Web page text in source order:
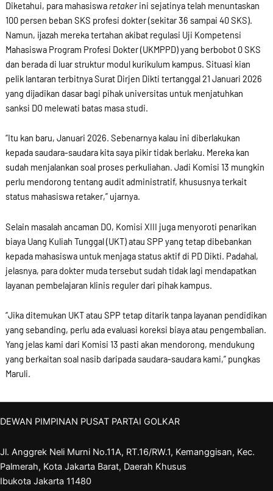
Diketahui, para mahasiswa retakerini sejatinya telah menuntaskan
100 persen beban SKS profesi dokter (sekitar 36 sampai 40 SKS).
Namun, ijazah mereka tertahan akibat regulasi Uji Kompetensi
Mahasiswa Program Profesi Dokter (UKMPPD) yang berbobot 0 SKS
dan berada di luar struktur modul kurikulum kampus. Situasi kian
pelik lantaran terbitnya Surat Dirjen Dikti tertanggal 21 Januari 2026
yang dijadikan dasar bagi pihak universitas untuk menjatuhkan
sanksi DO melewati batas masa studi.
“Itu kan baru, Januari 2026. Sebenarnya kalau ini diberlakukan
kepada saudara-saudara kita saya pikir tidak berlaku. Mereka kan
sudah menjalankan soal proses perkuliahan. Jadi Komisi 13 mungkin
perlu mendorong tentang audit administratif, khususnya terkait
status mahasiswa retaker,” ujarnya.
Selain masalah ancaman DO, Komisi XIII juga menyoroti penarikan
biaya Uang Kuliah Tunggal (UKT) atau SPP yang tetap dibebankan
kepada mahasiswa untuk menjaga status aktif di PD Dikti. Padahal,
jelasnya, para dokter muda tersebut sudah tidak lagi mendapatkan
layanan pembelajaran klinis reguler dari pihak kampus.
“Jika ditemukan UKT atau SPP tetap ditarik tanpa layanan pendidikan
yang sebanding, perlu ada evaluasi koreksi biaya atau pengembalian.
Yang jelas kami dari Komisi 13 pasti akan mendorong, mendukung
yang berkaitan soal nasib daripada saudara-saudara kami,” pungkas
Maruli.
DEWAN PIMPINAN PUSAT PARTAI GOLKAR
Jl. Anggrek Neli Murni No.11A, RT.16/RW.1, Kemanggisan, Kec.
Palmerah, Kota Jakarta Barat, Daerah Khusus
Ibukota Jakarta 11480